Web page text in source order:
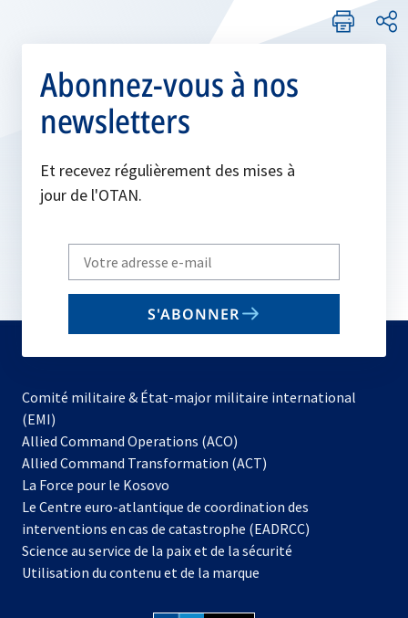
Abonnez-vous à nos
newsletters
Et recevez régulièrement des mises à
jour de l'OTAN.
Write
your
email
S'ABONNER
Comité militaire & État-major militaire international
(EMI)
Allied Command Operations (ACO)
dans
nouvel
onglet
Allied Command Transformation (ACT)
La Force pour le Kosovo
dans
un
nouvel
onglet
Le Centre euro-atlantique de coordination des
interventions en cas de catastrophe (EADRCC)
Science au service de la paix et de la sécurité
Utilisation du contenu et de la marque